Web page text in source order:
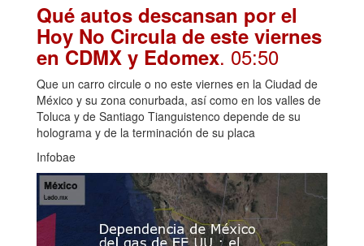
Qué autos descansan por el
Hoy No Circula de este viernes
en CDMX y Edomex. 05:50
Que un carro circule o no este viernes en la Ciudad de
México y su zona conurbada, así como en los valles de
Toluca y de Santiago Tianguistenco depende de su
holograma y de la terminación de su placa
Infobae